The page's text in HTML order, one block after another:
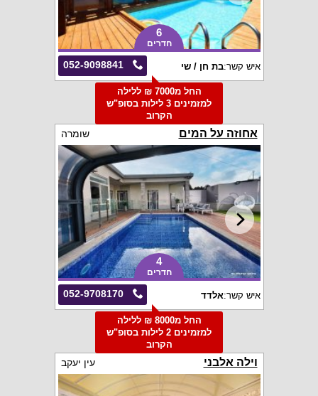
6
חדרים
052-9098841 איש קשר:בת חן / שי
החל מ7000 ₪ ללילה
למזמינים 3 לילות בסופ"ש
הקרוב
אחוזה על המים שומרה
4
חדרים
052-9708170 איש קשר:אלדד
החל מ8000 ₪ ללילה
למזמינים 2 לילות בסופ"ש
הקרוב
וילה אלבני עין יעקב